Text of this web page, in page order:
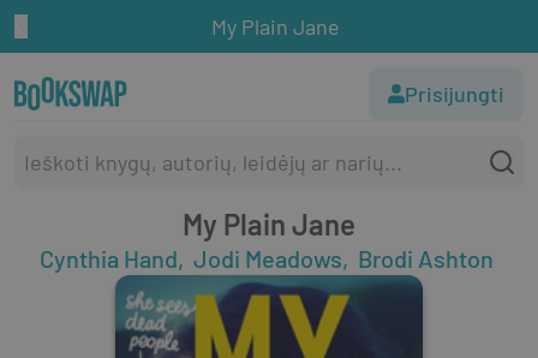
My Plain Jane
Prisijungti
My Plain Jane
Cynthia Hand Jodi Meadows Brodi Ashton